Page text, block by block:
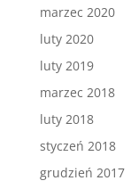
marzec 2020
luty 2020
luty 2019
marzec 2018
luty 2018
styczeń 2018
grudzień 2017